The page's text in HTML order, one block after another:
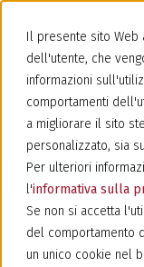
Il presente sito Web
dell'utente, che
informazioni
comportamenti
a migliorare il sito
personalizzato, sia
Per ulteriori
l'informativa sulla
Se non si accetta
del comportamento
un unico cookie nel
24 maggio 2024